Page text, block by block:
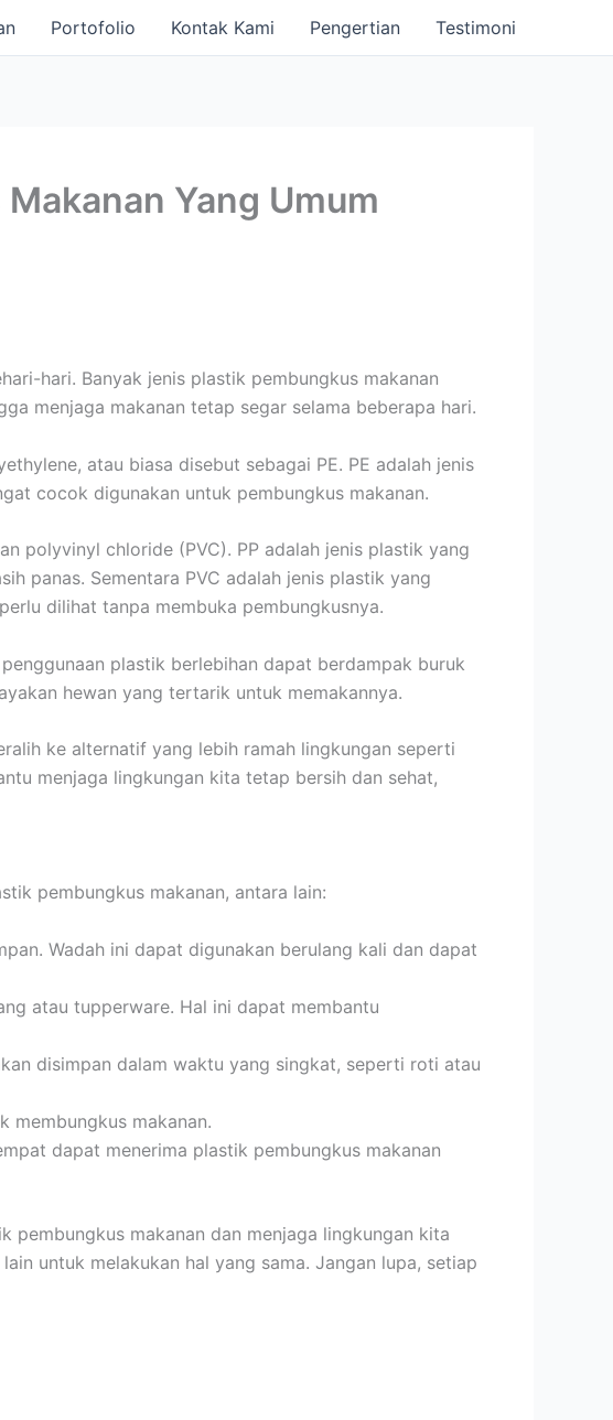
Portofolio Kontak Kami Pengertian Testimoni
Yang Umum
hari. Banyak jenis plastik pembungkus makanan
menjaga makanan tetap segar selama beberapa hari.
atau biasa disebut sebagai PE. PE adalah jenis
cocok digunakan untuk pembungkus makanan.
polyvinyl chloride (PVC). PP adalah jenis plastik yang
panas. Sementara PVC adalah jenis plastik yang
dilihat tanpa membuka pembungkusnya.
plastik berlebihan dapat berdampak buruk
hewan yang tertarik untuk memakannya.
ke alternatif yang lebih ramah lingkungan seperti
menjaga lingkungan kita tetap bersih dan sehat,
pembungkus makanan, antara lain:
Wadah ini dapat digunakan berulang kali dan dapat
atau tupperware. Hal ini dapat membantu
disimpan dalam waktu yang singkat, seperti roti atau
membungkus makanan.
dapat menerima plastik pembungkus makanan
makanan dan menjaga lingkungan kita
untuk melakukan hal yang sama. Jangan lupa, setiap